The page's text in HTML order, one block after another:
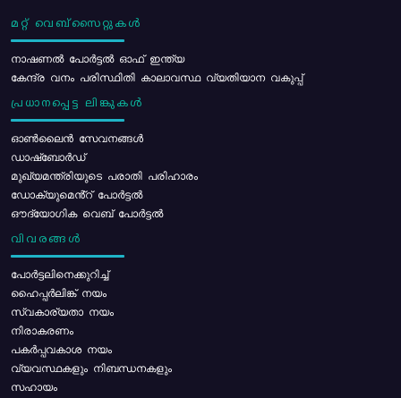
മറ്റ് വെബ്സൈറ്റുകൾ
നാഷണൽ പോർട്ടൽ ഓഫ് ഇന്ത്യ
കേന്ദ്ര വനം പരിസ്ഥിതി കാലാവസ്ഥ വ്യതിയാന വകുപ്പ്
പ്രധാനപ്പെട്ട ലിങ്കുകൾ
ഓൺലൈൻ സേവനങ്ങൾ
ഡാഷ്ബോർഡ്
മുഖ്യമന്ത്രിയുടെ പരാതി പരിഹാരം
ഡോക്യുമെൻ്റ് പോർട്ടൽ
ഔദ്യോഗിക വെബ് പോർട്ടൽ
വിവരങ്ങൾ
പോര്‍ട്ടലിനെക്കുറിച്ച്
ഹൈപ്പർലിങ്ക് നയം
സ്വകാര്യതാ നയം
നിരാകരണം
പകർപ്പവകാശ നയം
വ്യവസ്ഥകളും നിബന്ധനകളും
സഹായം